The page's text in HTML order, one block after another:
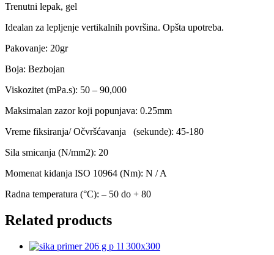
Trenutni lepak, gel
Idealan za lepljenje vertikalnih površina. Opšta upotreba.
Pakovanje: 20gr
Boja: Bezbojan
Viskozitet (mPa.s): 50 – 90,000
Maksimalan zazor koji popunjava: 0.25mm
Vreme fiksiranja/ Očvršćavanja (sekunde): 45-180
Sila smicanja (N/mm2): 20
Momenat kidanja ISO 10964 (Nm): N / A
Radna temperatura (°C): – 50 do + 80
Related products